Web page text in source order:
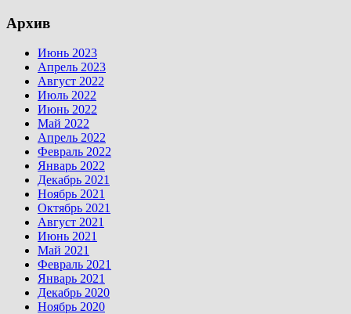
Архив
Июнь 2023
Апрель 2023
Август 2022
Июль 2022
Июнь 2022
Май 2022
Апрель 2022
Февраль 2022
Январь 2022
Декабрь 2021
Ноябрь 2021
Октябрь 2021
Август 2021
Июнь 2021
Май 2021
Февраль 2021
Январь 2021
Декабрь 2020
Ноябрь 2020